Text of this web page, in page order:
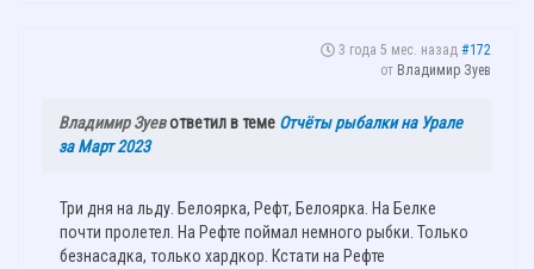
3 года 5 мес. назад #172
от Владимир Зуев
Владимир Зуевответил в теме Отчёты рыбалки на Урале
за Март 2023
Три дня на льду. Белоярка, Рефт, Белоярка. На Белке
почти пролетел. На Рефте поймал немного рыбки. Только
безнасадка, только хардкор. Кстати на Рефте